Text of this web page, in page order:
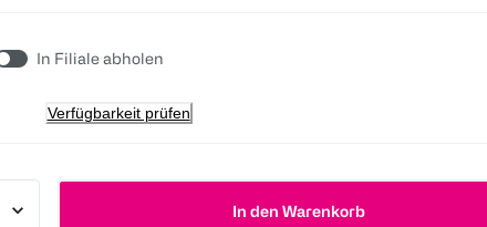
In Filiale abholen
Verfügbarkeit prüfen
In den Warenkorb